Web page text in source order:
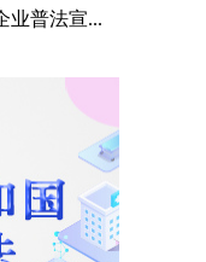
业普法宣...